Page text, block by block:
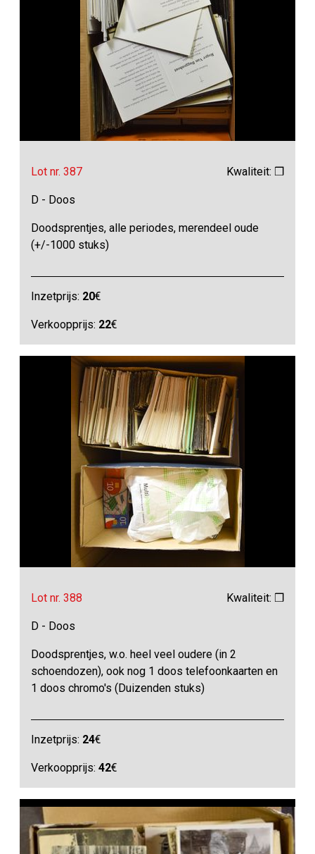
Lot nr. 387 Kwaliteit: ❒
D - Doos
Doodsprentjes, alle periodes, merendeel oude
(+/-1000 stuks)
Inzetprijs: 20€
Verkoopprijs: 22€
Lot nr. 388 Kwaliteit: ❒
D - Doos
Doodsprentjes, w.o. heel veel oudere (in 2
schoendozen), ook nog 1 doos telefoonkaarten en
1 doos chromo's (Duizenden stuks)
Inzetprijs: 24€
Verkoopprijs:42€